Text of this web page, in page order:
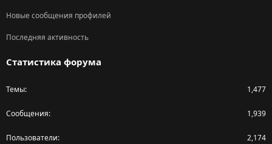
Новые сообщения профилей
Последняя активность
Статистика форума
Темы 1,477
Сообщения 1,939
Пользователи 2,174